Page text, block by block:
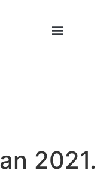
2021.